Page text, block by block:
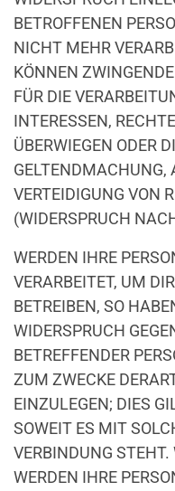
BETROFFENEN
NICHT MEHR
KÖNNEN
FÜR DIE
INTERESSEN,
ÜBERWIEGEN ODER
GELTENDMACHUNG,
VERTEIDIGUNG VON
(WIDERSPRUCH
WERDEN IHRE
VERARBEITET, UM
BETREIBEN, SO
WIDERSPRUCH
BETREFFENDER
ZUM ZWECKE
EINZULEGEN; DIES
SOWEIT ES MIT
VERBINDUNG STEHT.
WERDEN IHRE